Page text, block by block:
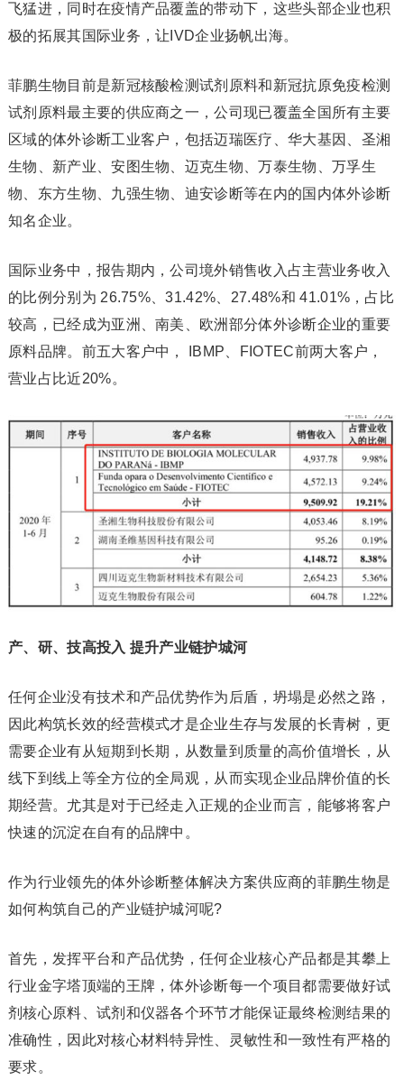
飞猛进，同时在疫情产品覆盖的带动下，这些头部企业也积
极的拓展其国际业务，让IVD企业扬帆出海。
菲鹏生物目前是新冠核酸检测试剂原料和新冠抗原免疫检测
试剂原料最主要的供应商之一，公司现已覆盖全国所有主要
区域的体外诊断工业客户，包括迈瑞医疗、华大基因、圣湘
生物、新产业、安图生物、迈克生物、万泰生物、万孚生
物、东方生物、九强生物、迪安诊断等在内的国内体外诊断
知名企业。
国际业务中，报告期内，公司境外销售收入占主营业务收入
的比例分别为 26.75%、31.42%、27.48%和 41.01%，占比
较高，已经成为亚洲、南美、欧洲部分体外诊断企业的重要
原料品牌。前五大客户中， IBMP、FIOTEC前两大客户，
营业占比近20%。
产、研、技高投入 提升产业链护城河
任何企业没有技术和产品优势作为后盾，坍塌是必然之路，
因此构筑长效的经营模式才是企业生存与发展的长青树，更
需要企业有从短期到长期，从数量到质量的高价值增长，从
线下到线上等全方位的全局观，从而实现企业品牌价值的长
期经营。尤其是对于已经走入正规的企业而言，能够将客户
快速的沉淀在自有的品牌中。
作为行业领先的体外诊断整体解决方案供应商的菲鹏生物是
如何构筑自己的产业链护城河呢?
首先，发挥平台和产品优势，任何企业核心产品都是其攀上
行业金字塔顶端的王牌，体外诊断每一个项目都需要做好试
剂核心原料、试剂和仪器各个环节才能保证最终检测结果的
准确性，因此对核心材料特异性、灵敏性和一致性有严格的
要求。